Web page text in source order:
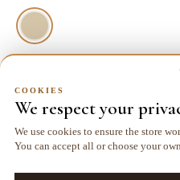
80x150 cm
234,00 zł
120x170 cm
403,00 zł
COOKIES
We respect your
We use cookies to ensure the store
You can accept all or choose your